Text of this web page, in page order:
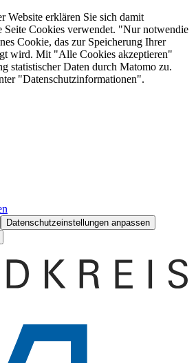
Website erklären Sie sich damit
Seite Cookies verwendet. "Nur notwendie
Cookie, das zur Speicherung Ihrer
wird. Mit "Alle Cookies akzeptieren"
statistischer Daten durch Matomo zu.
"Datenschutzinformationen".
Datenschutzeinstellungen anpassen